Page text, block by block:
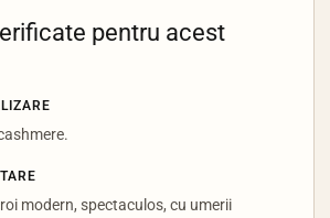
pentru acest
modern, spectaculos, cu umerii